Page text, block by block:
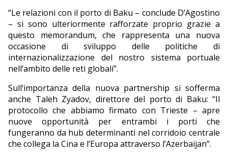
“Le relazioni con il porto di Baku – conclude D’Agostino
– si sono ulteriormente rafforzate proprio grazie a
questo memorandum, che rappresenta una nuova
occasione di sviluppo delle politiche di
internazionalizzazione del nostro sistema portuale
nell’ambito delle reti globali”.
Sull’importanza della nuova partnership si sofferma
anche Taleh Zyadov, direttore del porto di Baku: “Il
protocollo che abbiamo firmato con Trieste – apre
nuove opportunità per entrambi i porti che
fungeranno da hub determinanti nel corridoio centrale
che collega la Cina e l’Europa attraverso l’Azerbaijan”.